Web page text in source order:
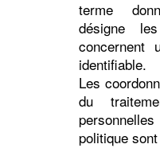
terme
désigne
concernent
identifiable.
Les
du
politique